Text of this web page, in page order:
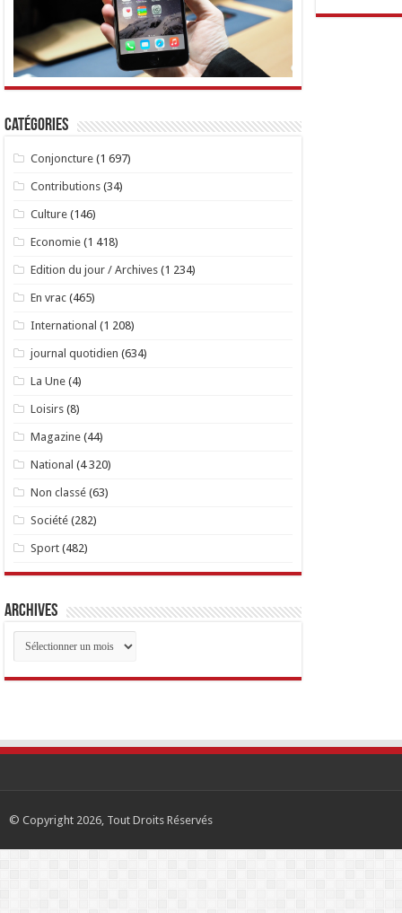
Catégories
Conjoncture (1 697)
Contributions (34)
Culture (146)
Economie (1 418)
Edition du jour / Archives (1 234)
En vrac (465)
International (1 208)
journal quotidien (634)
La Une (4)
Loisirs (8)
Magazine (44)
National (4 320)
Non classé (63)
Société (282)
Sport (482)
Archives
Archives
© Copyright 2026, Tout Droits Réservés